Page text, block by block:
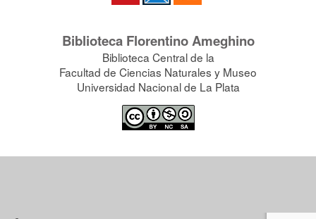
Biblioteca Florentino Ameghino
Biblioteca Central de la
Facultad de Ciencias Naturales y Museo
Universidad Nacional de La Plata